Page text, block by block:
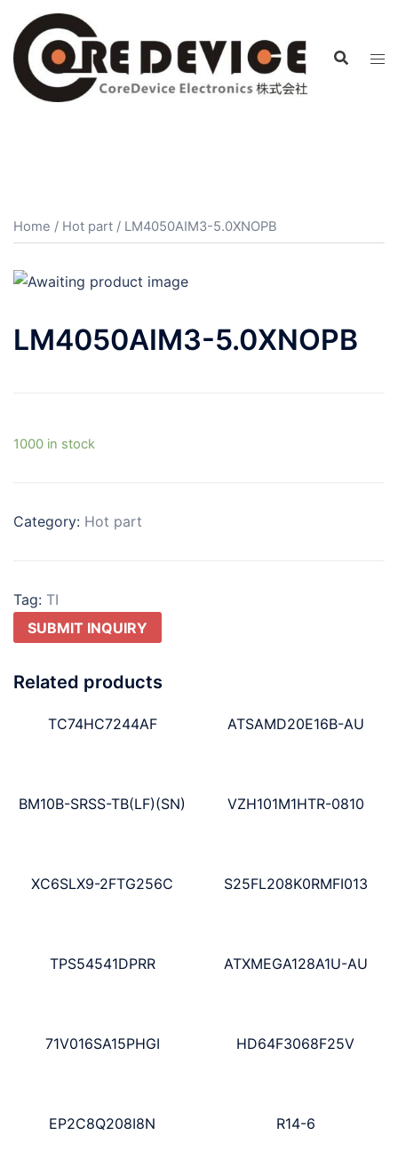
Home / Hot part / LM4050AIM3-5.0XNOPB
LM4050AIM3-5.0XNOPB
1000 in stock
Category: Hot part
Tag: TI
SUBMIT INQUIRY
Related products
TC74HC7244AF ATSAMD20E16B-AU
BM10B-SRSS-TB(LF)(SN) VZH101M1HTR-0810
XC6SLX9-2FTG256C S25FL208K0RMFI013
TPS54541DPRR ATXMEGA128A1U-AU
71V016SA15PHGI HD64F3068F25V
EP2C8Q208I8N R14-6